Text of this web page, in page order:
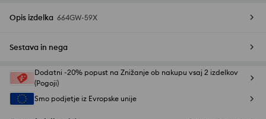
Opis izdelka 664GW-59X
Sestava in nega
Dodatni -20% popust na Znižanje ob nakupu vsaj 2 izdelkov
(Pogoji)
Smo podjetje iz Evropske unije